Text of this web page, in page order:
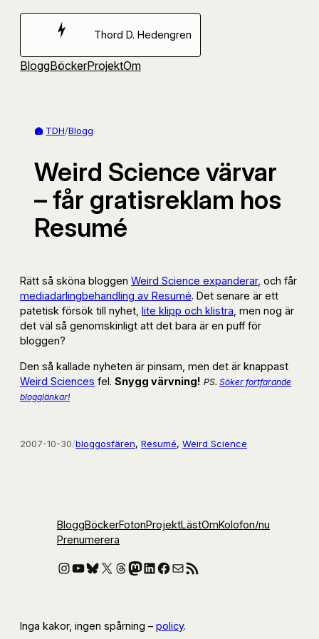
Hoppa
Thord D. Hedengren
BloggBöckerProjektOm
TDH/Blogg
Weird Science värvar
– får gratisreklam hos
Resumé
Rätt så sköna bloggen Weird Science expanderar, och får
mediadarlingbehandling av Resumé. Det senare är ett
patetisk försök till nyhet, lite klipp och klistra , men nog är
det väl så genomskinligt att det bara är en puff för
bloggen?
Den så kallade nyheten är pinsam, men det är knappast
Weird Sciences fel. Snygg värvning! PS. Söker fortfarande
blogglänkar!
2007-10-30/bloggosfären, Resumé, Weird Science
BloggBöckerFotonProjektLästOmKolofon/nu
Prenumerera
Instagram
YouTube
Bluesky
X Threads
Mastodon
LinkedIn
Facebook
E-postRSS-flöde
Inga kakor, ingen spårning – policy.